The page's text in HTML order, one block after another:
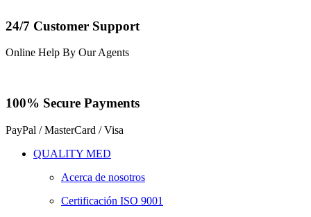
24/7 Customer Support
Online Help By Our Agents
100% Secure Payments
PayPal / MasterCard / Visa
QUALITY MED
Acerca de nosotros
Certificación ISO 9001